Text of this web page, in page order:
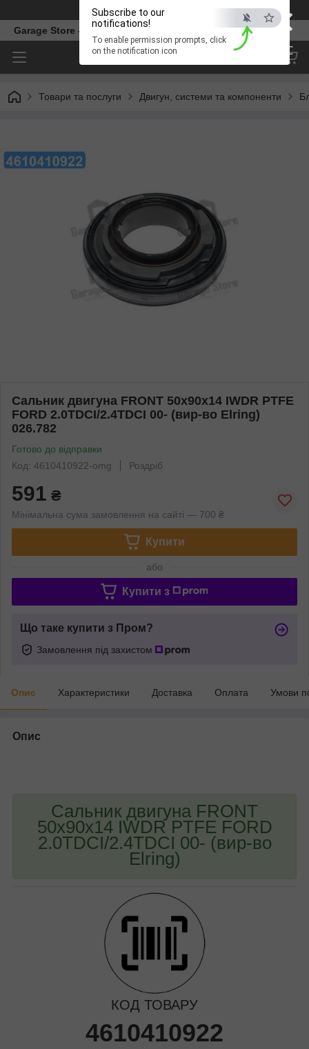
×
ESC
Subscribe to our
notifications!
To enable permission prompts, click
on the notification icon
Телефон
Garage Store – інтернет магазин автозапчастин.
Товари та послуги Двигун, системи та компоненти
Сальник двигуна FRONT 50x90x14 IWDR PTFE
FORD 2.0TDCI/2.4TDCI 00- (вир-во Elring)
026.782
Готово до відправки
Код: 4610410922-omg
Роздріб
591 ₴
Мінімальна сума замовлення на сайті — 700 ₴
Купити
або
Купити з
Що таке купити з Пром?
Замовлення під захистом
Опис Характеристики Доставка Оплата Умови
Опис
Сальник двигуна FRONT
50x90x14 IWDR PTFE FORD
2.0TDCI/2.4TDCI 00- (вир-во
Elring)
КОД ТОВАРУ
4610410922